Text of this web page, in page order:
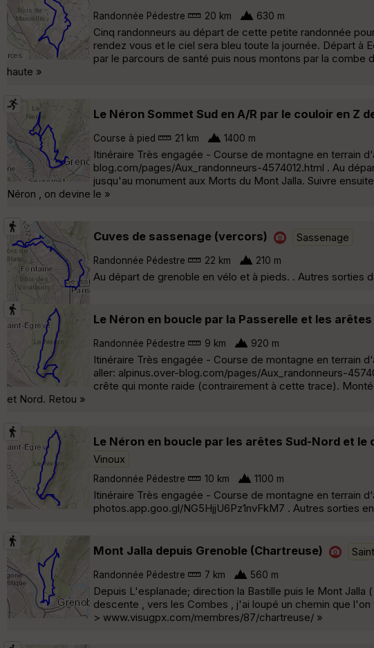
Randonnée Pédestre 20 km 630 m
Cinq randonneurs au départ de cette petite randonnée
rendez vous et le ciel sera bleu toute la journée. Départ à
par le parcours de santé puis nous montons par la
haute »
Le Néron Sommet Sud en A/R par le couloir en Z
Course à pied 21 km 1400 m
Itinéraire Très engagée - Course de montagne en terrain
blog.com/pages/Aux_randonneurs-4574012.html . Au
jusqu'au monument aux Morts du Mont Jalla. Suivre
Néron , on devine le »
Cuves de sassenage (vercors) Sassenage
Randonnée Pédestre 22 km 210 m
Au départ de grenoble en vélo et à pieds. . Autres
Le Néron en boucle par la Passerelle et les
Randonnée Pédestre 9 km 920 m
Itinéraire Très engagée - Course de montagne en terrain
aller: alpinus.over-blog.com/pages/Aux_randonneurs-
crête qui monte raide (contrairement à cette trace).
et Nord. Retou »
Le Néron en boucle par les arêtes Sud-Nord et
Vinoux
Randonnée Pédestre 10 km 1100 m
Itinéraire Très engagée - Course de montagne en terrain
photos.app.goo.gl/NG5HjjU6Pz1nvFkM7 . Autres sorties
Mont Jalla depuis Grenoble (Chartreuse)
Randonnée Pédestre 7 km 560 m
Depuis L'esplanade; direction la Bastille puis le Mont
descente , vers les Combes , j'ai loupé un chemin que
> www.visugpx.com/membres/87/chartreuse/ »